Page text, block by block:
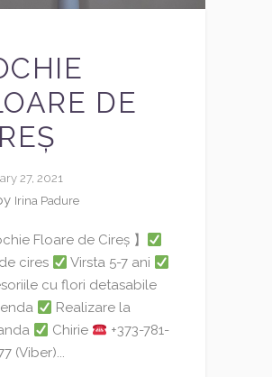
DE
27, 2021
Irina Padure
Floare de Cireș 】
cires
Virsta 5-7 ani
cu flori detasabile
Realizare la
Chirie
+373-781-
(Viber)...